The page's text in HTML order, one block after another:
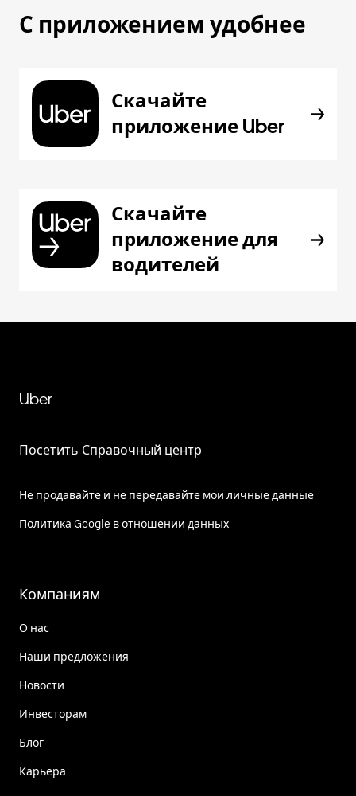
С приложением удобнее
Скачайте
приложение Uber
Скачайте
приложение для
водителей
Uber
Посетить Справочный центр
Не продавайте и не передавайте мои личные данные
Политика Google в отношении данных
Компаниям
О нас
Наши предложения
Новости
Инвесторам
Блог
Карьера